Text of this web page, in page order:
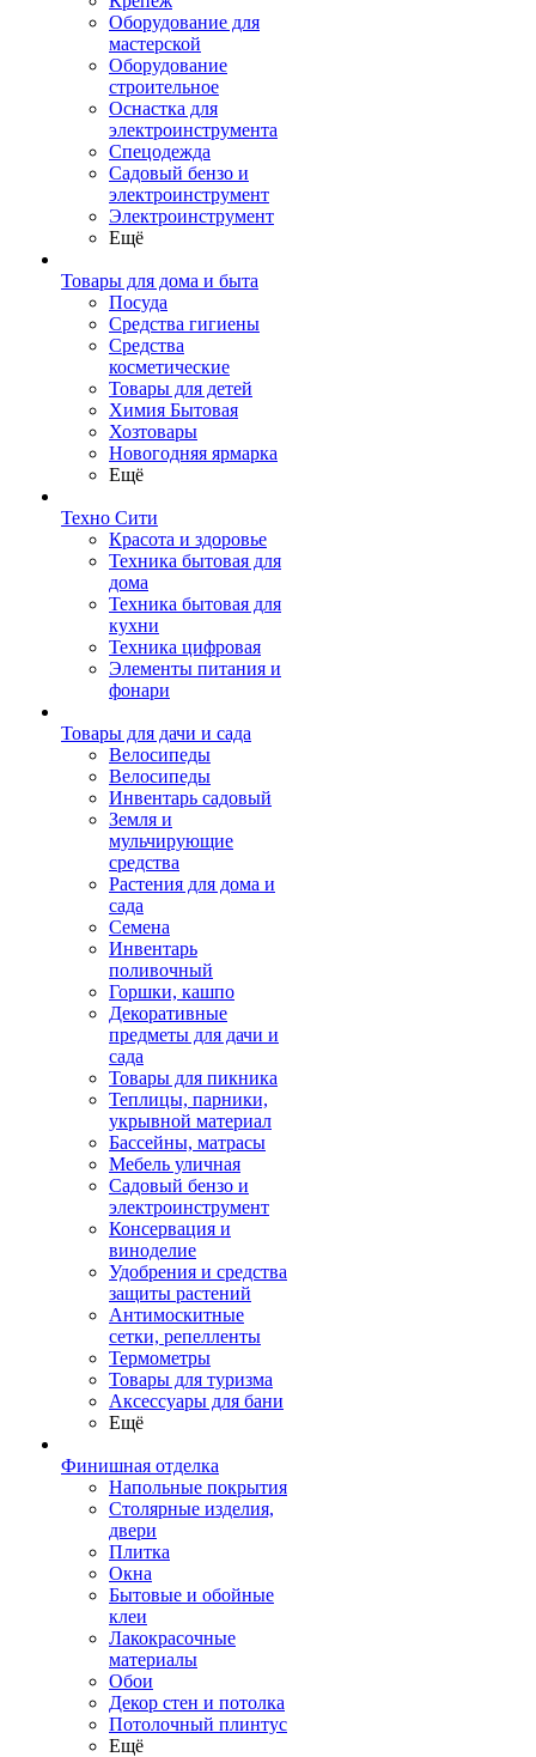
Оборудование для
мастерской
Оборудование
строительное
Оснастка для
электроинструмента
Спецодежда
Садовый бензо и
электроинструмент
Электроинструмент
Ещё
Товары для дома и быта
Посуда
Средства гигиены
Средства
косметические
Товары для детей
Химия Бытовая
Хозтовары
Новогодняя ярмарка
Ещё
Техно Сити
Красота и здоровье
Техника бытовая для
дома
Техника бытовая для
кухни
Техника цифровая
Элементы питания и
фонари
Товары для дачи и сада
Велосипеды
Велосипеды
Инвентарь садовый
Земля и
мульчирующие
средства
Растения для дома и
сада
Семена
Инвентарь
поливочный
Горшки, кашпо
Декоративные
предметы для дачи и
сада
Товары для пикника
Теплицы, парники,
укрывной материал
Бассейны, матрасы
Мебель уличная
Садовый бензо и
электроинструмент
Консервация и
виноделие
Удобрения и средства
защиты растений
Антимоскитные
сетки, репелленты
Термометры
Товары для туризма
Аксессуары для бани
Ещё
Финишная отделка
Напольные покрытия
Столярные изделия,
двери
Плитка
Окна
Бытовые и обойные
клеи
Лакокрасочные
материалы
Обои
Декор стен и потолка
Потолочный плинтус
Ещё